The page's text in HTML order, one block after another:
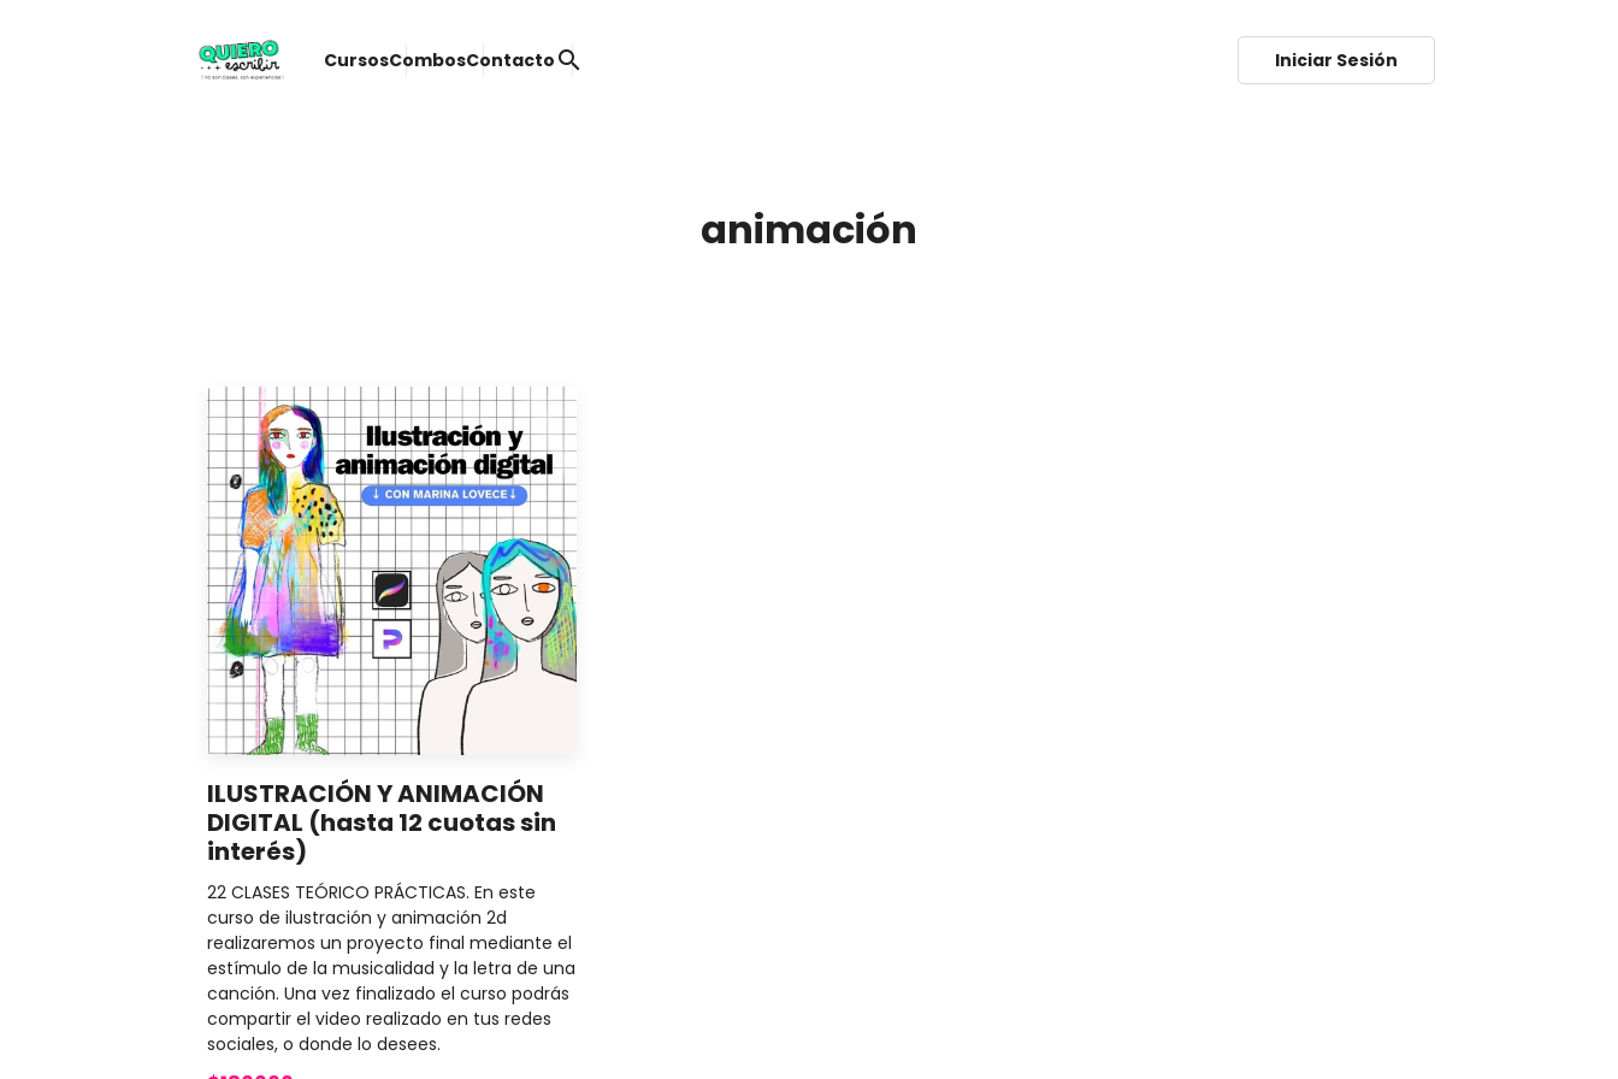
CursosCombosContacto search Iniciar Sesión
animación
ILUSTRACIÓN Y ANIMACIÓN
DIGITAL (hasta 12 cuotas sin
interés)
22 CLASES TEÓRICO PRÁCTICAS. En este
curso de ilustración y animación 2d
realizaremos un proyecto final mediante el
estímulo de la musicalidad y la letra de una
canción. Una vez finalizado el curso podrás
compartir el video realizado en tus redes
sociales, o donde lo desees.